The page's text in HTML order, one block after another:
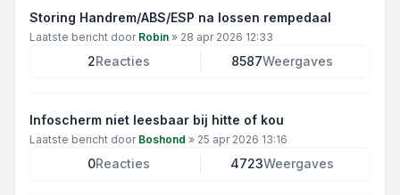
Storing Handrem/ABS/ESP na lossen rempedaal
Laatste bericht door Robin » 28 apr 2026 12:33
2Reacties 8587Weergaves
Infoscherm niet leesbaar bij hitte of kou
Laatste bericht door Boshond » 25 apr 2026 13:16
0Reacties 4723Weergaves